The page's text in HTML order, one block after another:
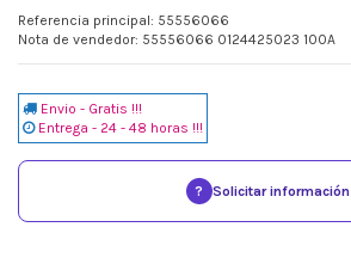
Referencia principal: 55556066
Nota de vendedor: 55556066 0124425023 100A
Envio - Gratis !!!
Entrega - 24 - 48 horas !!!
? Solicitar información